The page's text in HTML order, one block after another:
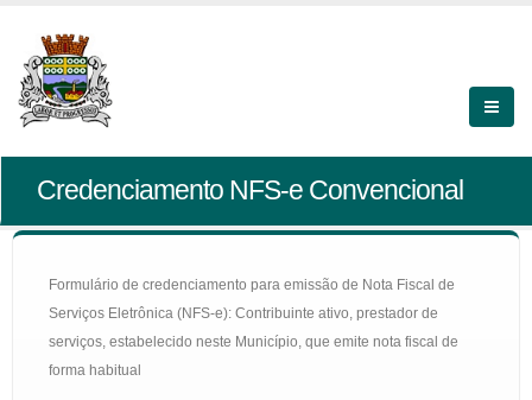
Credenciamento NFS-e Convencional
Formulário de credenciamento para emissão de Nota Fiscal de
Serviços Eletrônica (NFS-e): Contribuinte ativo, prestador de
serviços, estabelecido neste Município, que emite nota fiscal de
forma habitual